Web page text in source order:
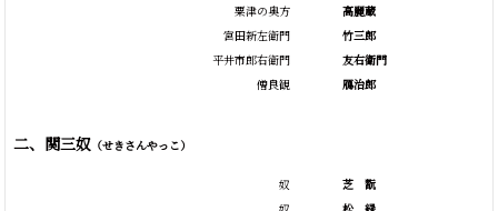
粟津の奥方
宮田新左衛門
平井市郎右衛門
僧良観
高麗蔵
竹三郎
友右衛門
鴈治郎
二、関三奴（せきさんやっこ）
奴
芝
翫